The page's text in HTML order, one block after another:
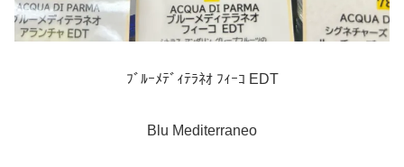
ﾌﾞﾙｰﾒﾃﾞｨﾃﾗﾈｵ ﾌｨｰｺ EDT
Blu Mediterraneo